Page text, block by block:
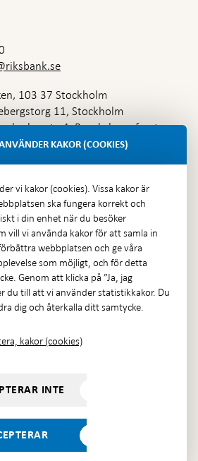
103 37 Stockholm
11, Stockholm
kyrkogata 4, Brunkebergsfaret,
-
Öppnas
i
ny
KAKOR (COOKIES)
vi kakor (cookies). Vissa kakor är
ska fungera korrekt och
i din enhet när du besöker
vill vi använda kakor för att samla in
webbplatsen och ge våra
som möjligt, och för detta
Genom att klicka på ”Ja, jag
du till att vi använder statistikkakor. Du
dig och återkalla ditt samtycke.
kakor (cookies)
INTE